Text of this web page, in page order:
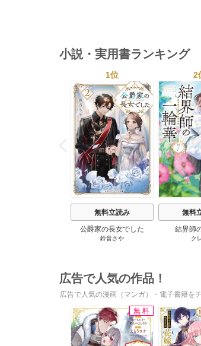
小説・実用書ランキング
P
r
e
v
i
o
u
s
1位
無料立読み
公爵家の長女でした
鈴音さや
2
無料
結界師
ク
広告で人気の作品！
広告で人気の漫画（マンガ）・電子書籍を
無料